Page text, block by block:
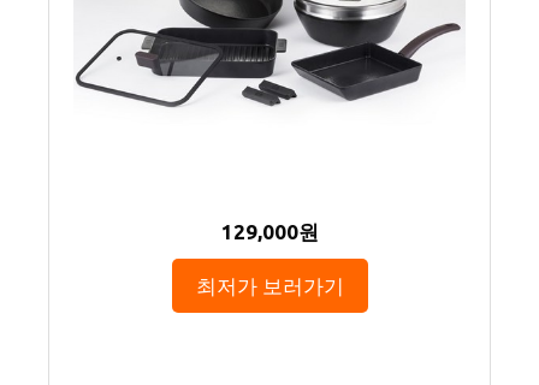
129,000원
최저가 보러가기